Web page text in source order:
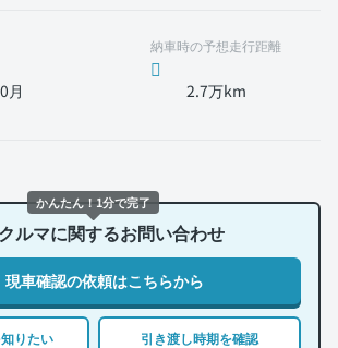
月
納車時の予想走行距離
2.7万km
ルマに関するお問い合わせ
現車確認の依頼はこちらから
りたい 引き渡し時期を確認
かんたん！1分で完了